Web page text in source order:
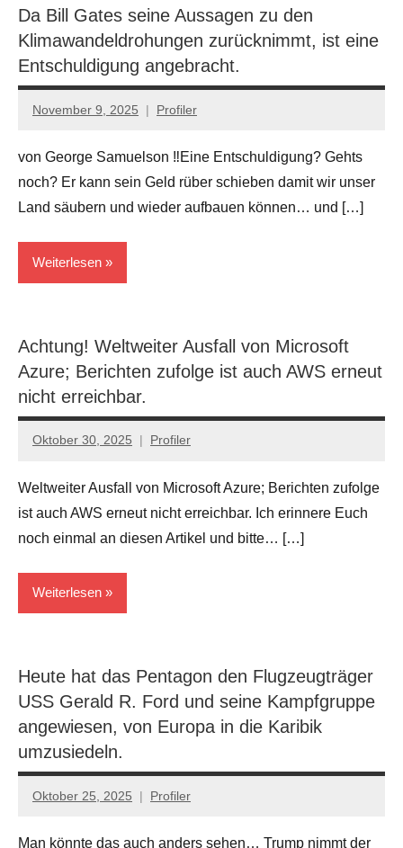
Tiefe
Staat..
Kabale
Da Bill Gates seine Aussagen zu den
Klimawandeldrohungen zurücknimmt, ist eine
Entschuldigung angebracht.
November 9, 2025 Profiler
Keine
von George Samuelson ‼Eine Entschuldigung? Gehts
noch? Er kann sein Geld rüber schieben damit wir unser
Land säubern und wieder aufbauen können… und […]
Weiterlesen
Tiefe
die
Kabale
...
Achtung! Weltweiter Ausfall von Microsoft
Azure; Berichten zufolge ist auch AWS erneut
nicht erreichbar.
Oktober 30, 2025 Profiler
Keine
Weltweiter Ausfall von Microsoft Azure; Berichten zufolge
ist auch AWS erneut nicht erreichbar. Ich erinnere Euch
noch einmal an diesen Artikel und bitte… […]
Weiterlesen
Tiefe
die
Kabale
...
Politik
Heute hat das Pentagon den Flugzeugträger
USS Gerald R. Ford und seine Kampfgruppe
angewiesen, von Europa in die Karibik
umzusiedeln.
Oktober 25, 2025 Profiler
Keine
Man könnte das auch anders sehen… Trump nimmt der